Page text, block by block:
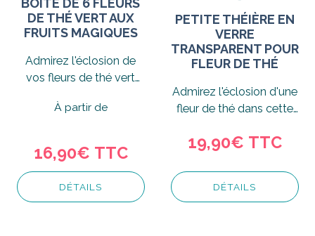
DE THÉ VERT AUX
FRUITS MAGIQUES
Admirez l'éclosion de
vos fleurs de thé vert
dégustez...
À partir de
16,90€ TTC
DÉTAILS
PETITE THÉIÈRE EN
VERRE
TRANSPARENT POUR
FLEUR DE THÉ
Admirez l'éclosion d'une
fleur de thé dans cette
19,90€ TTC
DÉTAILS